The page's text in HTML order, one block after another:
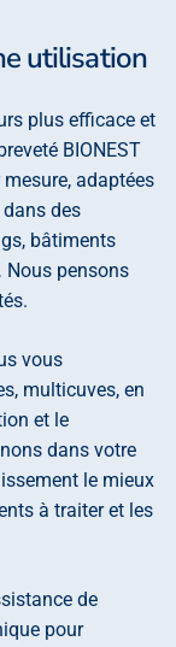
utilisation
plus efficace et
BIONEST
adaptées
des
bâtiments
pensons
vous
multicuves, en
et le
dans votre
le mieux
à traiter et les
de
pour